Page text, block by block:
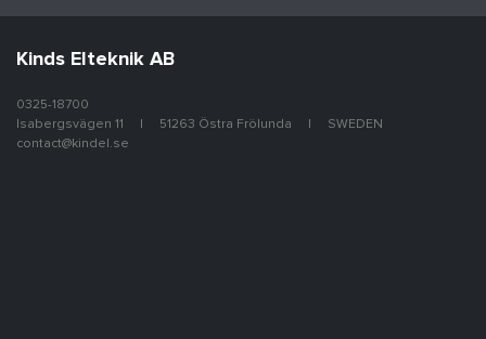
Kinds Elteknik AB
0325-18700
Isabergsvägen 11
51263 Östra Frölunda
SWEDEN
contact@kindel.se